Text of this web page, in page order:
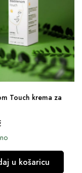
Touch krema za
u košaricu